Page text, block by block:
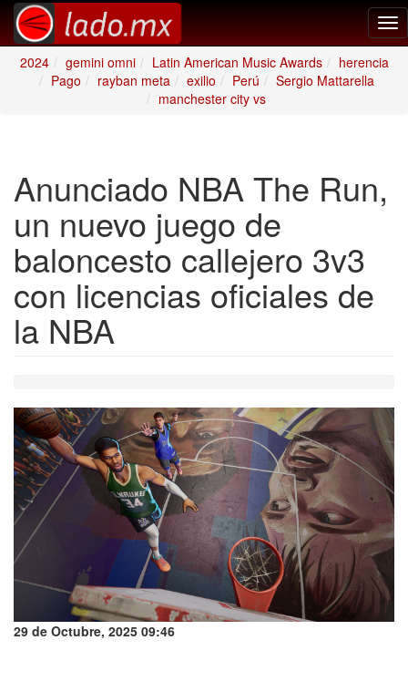
2024
gemini omni Latin American Music Awards
herencia
Pago
rayban meta exilio Perú
Sergio Mattarella
manchester city vs
Anunciado NBA The Run,
un nuevo juego de
baloncesto callejero 3v3
con licencias oficiales de
la NBA
29 de Octubre, 2025 09:46